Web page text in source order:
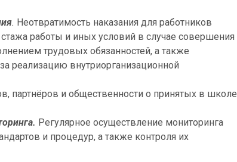
. Неотвратимость наказания для работников
работы и иных условий в случае совершения
трудовых обязанностей, а также
реализацию внутриорганизационной
партнёров и общественности о принятых в школе
Регулярное осуществление мониторинга
и процедур, а также контроля их